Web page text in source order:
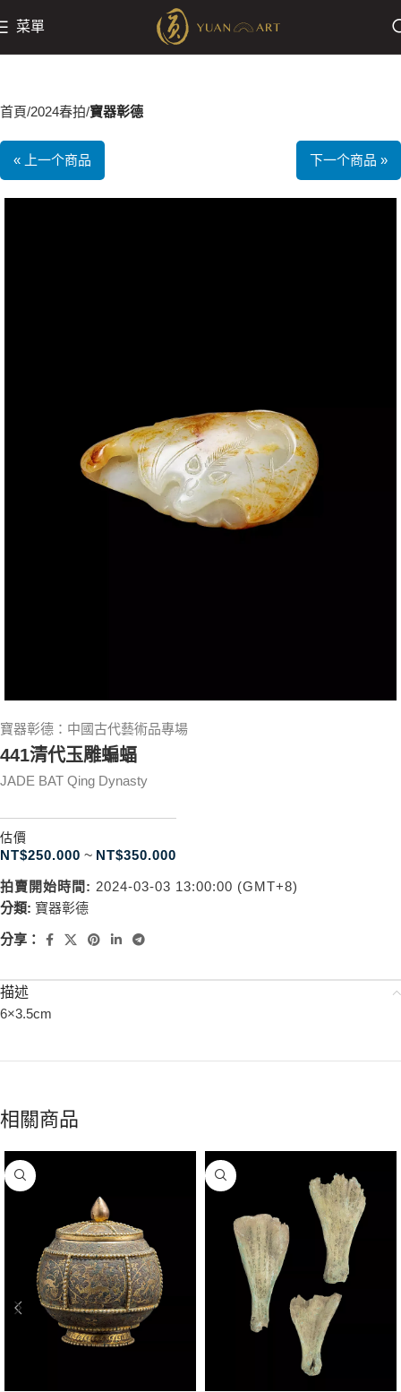
菜單
首頁 2024春拍 寶器彰德
« 上一个商品 下一个商品 »
寶器彰德：中國古代藝術品專場
441清代玉雕蝙蝠
JADE BAT Qing Dynasty
估價
NT$250.000 ~ NT$350.000
拍賣開始時間: 2024-03-03 13:00:00 (GMT+8)
分類: 寶器彰德
分享：
描述
6×3.5cm
相關商品